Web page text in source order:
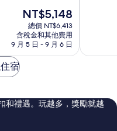
現
在
價
格
為
NT$5,148
總價 NT$6,413
含稅金和其他費用
9 月 5 日 - 9 月 6 日
坡
極
評
論
宿
和禮遇。玩越多，獎勵就越